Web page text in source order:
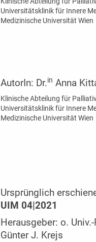
Universitätsklinik für Innere
Medizinische Universität Wien
AutorIn: Dr.in Anna
Klinische Abteilung für
Universitätsklinik für Innere
Medizinische Universität Wien
Ursprünglich
UIM 04|2021
Herausgeber: o.
Günter J. Krejs